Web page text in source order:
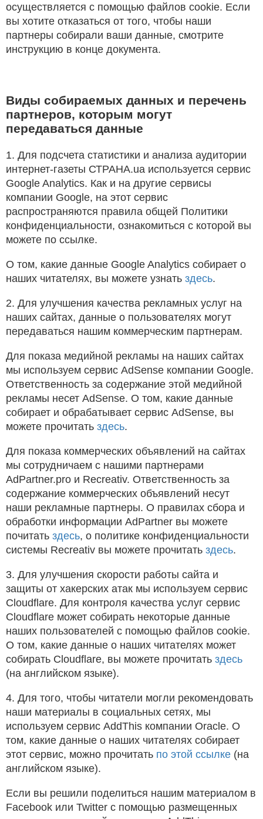
осуществляется с помощью файлов cookie. Если
вы хотите отказаться от того, чтобы наши
партнеры собирали ваши данные, смотрите
инструкцию в конце документа.
Виды собираемых данных и перечень
партнеров, которым могут
передаваться данные
1. Для подсчета статистики и анализа аудитории
интернет-газеты СТРАНА.ua используется сервис
Google Analytics. Как и на другие сервисы
компании Google, на этот сервис
распространяются правила общей Политики
конфиденциальности, ознакомиться с которой вы
можете по ссылке.
О том, какие данные Google Analytics собирает о
наших читателях, вы можете узнать здесь.
2. Для улучшения качества рекламных услуг на
наших сайтах, данные о пользователях могут
передаваться нашим коммерческим партнерам.
Для показа медийной рекламы на наших сайтах
мы используем сервис AdSense компании Google.
Ответственность за содержание этой медийной
рекламы несет AdSense. О том, какие данные
собирает и обрабатывает сервис AdSense, вы
можете прочитать здесь.
Для показа коммерческих объявлений на сайтах
мы сотрудничаем с нашими партнерами
AdPartner.pro и Recreativ. Ответственность за
содержание коммерческих объявлений несут
наши рекламные партнеры. О правилах сбора и
обработки информации AdPartner вы можете
почитать здесь, о политике конфиденциальности
системы Recreativ вы можете прочитать здесь.
3. Для улучшения скорости работы сайта и
защиты от хакерских атак мы используем сервис
Cloudflare. Для контроля качества услуг сервис
Cloudflare может собирать некоторые данные
наших пользователей с помощью файлов cookie.
О том, какие данные о наших читателях может
собирать Cloudflare, вы можете прочитать здесь
(на английском языке).
4. Для того, чтобы читатели могли рекомендовать
наши материалы в социальных сетях, мы
используем сервис AddThis компании Oracle. О
том, какие данные о наших читателях собирает
этот сервис, можно прочитать по этой ссылке (на
английском языке).
Если вы решили поделиться нашим материалом в
Facebook или Twitter с помощью размещенных